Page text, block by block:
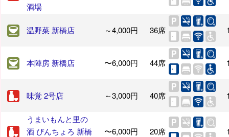
酒場
温野菜 新橋店 ～4,000円 36席
本陣房 新橋店 〜6,000円 44席
味覚 2号店 ～3,000円 40席
うまいもんと里の
酒 びんちょろ 新橋
〜6,000円 20席